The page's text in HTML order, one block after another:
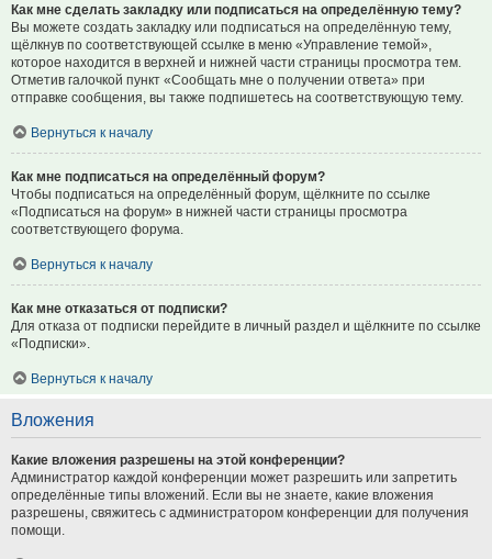
Как мне сделать закладку или подписаться на определённую тему?
Вы можете создать закладку или подписаться на определённую тему,
щёлкнув по соответствующей ссылке в меню «Управление темой»,
которое находится в верхней и нижней части страницы просмотра тем.
Отметив галочкой пункт «Сообщать мне о получении ответа» при
отправке сообщения, вы также подпишетесь на соответствующую тему.
Вернуться к началу
Как мне подписаться на определённый форум?
Чтобы подписаться на определённый форум, щёлкните по ссылке
«Подписаться на форум» в нижней части страницы просмотра
соответствующего форума.
Вернуться к началу
Как мне отказаться от подписки?
Для отказа от подписки перейдите в личный раздел и щёлкните по ссылке
«Подписки».
Вернуться к началу
Вложения
Какие вложения разрешены на этой конференции?
Администратор каждой конференции может разрешить или запретить
определённые типы вложений. Если вы не знаете, какие вложения
разрешены, свяжитесь с администратором конференции для получения
помощи.